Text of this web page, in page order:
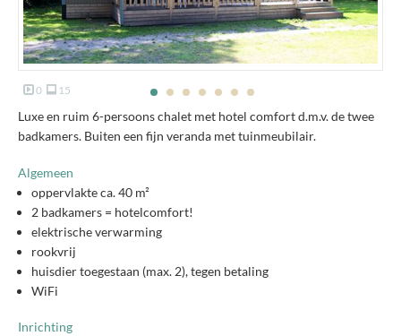
0 15
Luxe en ruim 6-persoons chalet met hotel comfort d.m.v. de twee
badkamers. Buiten een fijn veranda met tuinmeubilair.
Algemeen
oppervlakte ca. 40 m²
2 badkamers = hotelcomfort!
elektrische verwarming
rookvrij
huisdier toegestaan (max. 2), tegen betaling
WiFi
Inrichting